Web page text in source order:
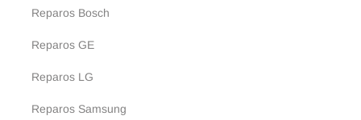
Reparos Bosch
Reparos GE
Reparos LG
Reparos Samsung